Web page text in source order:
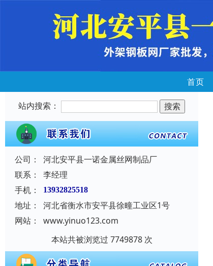
首页
站内搜索：
公司：
河北安平县一诺金属丝网制品厂
联系：
李经理
手机：
13932825518
地址：
河北省衡水市安平县徐疃工业区1号
网站：
www.yinuo123.com
本站共被浏览过 7749878 次